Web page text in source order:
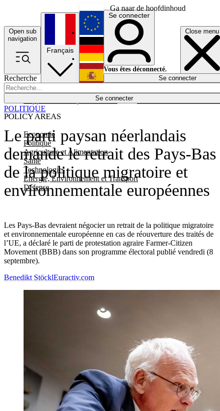
Ga naar de hoofdinhoud
Open sub
navigation
Close menu
Recherche
Se connecter
POLICY AREAS
Economie
Politique
Agriculture et Alimentation
Santé
Technologies
Energie, Environnement et Transport
Défense
Économie
Français
English
Deutsch
Español
Se connecter
Vous êtes déconnecté.
Se connecter
Le parti paysan néerlandais
demande le retrait des Pays-Bas
de la politique migratoire et
environnementale européennes
Les Pays-Bas devraient négocier un retrait de la politique migratoire
et environnementale européenne en cas de réouverture des traités de
l’UE, a déclaré le parti de protestation agraire Farmer-Citizen
Movement (BBB) dans son programme électoral publié vendredi (8
septembre).
POLITIQUE
Benedikt StöcklEuractiv.com